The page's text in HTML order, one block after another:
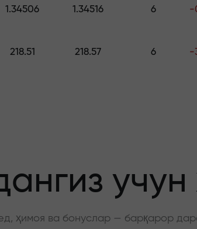
—
1.34506 1.34516 6 -
218.51 218.57 6 -
ҳимоя ва бонуслар — барқарор